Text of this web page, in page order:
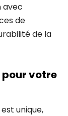
avec
de
de la
pour votre
unique,